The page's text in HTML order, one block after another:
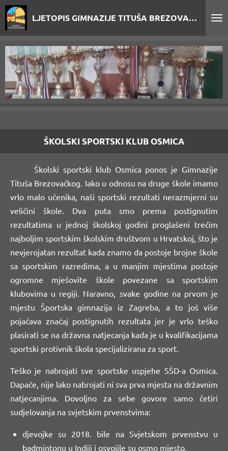
Skip
to
content
LJETOPIS GIMNAZIJE TITUŠA BREZOVAČKOG
ŠKOLSKI SPORTSKI KLUB OSMICA
Školski sportski klub Osmica ponos je Gimnazije
Tituša Brezovačkog. Iako u odnosu na druge škole imamo
vrlo malo učenika, naši sportski rezultati nerazmjerni su
veličini škole. Dva puta smo prema postignutim
rezultatima u jednoj školskoj godini proglašeni trećim
najboljim sportskim školskim društvom u Hrvatskoj, što je
nevjerojatan rezultat kada znamo da postoje brojne škole
sa sportskim razredima, a u manjim mjestima postoje
ogromne mješovite škole povezane sa sportskim
klubovima u regiji. Naravno, svake godine na prvom je
mjestu Športska gimnazija iz Zagreba, a to još više
pojačava značaj postignutih rezultata jer je vrlo teško
plasirati se na državna natjecanja kada je u kvalifikacijama
sportski protivnik škola specijalizirana za sport.
Teško je nabrojati sve sportske uspjehe SŠD-a Osmica.
Dapače, nije lako nabrojati ni sva prva mjesta na državnim
natjecanjima. Dovoljno za sebe govore samo četiri
sudjelovanja na svjetskim prvenstvima:
djevojke su 2018. bile na Svjetskom prvenstvu u
badmintonu u Indiji i osvojile su osmo mjesto,